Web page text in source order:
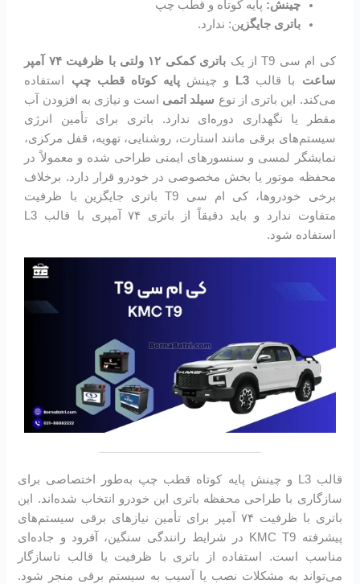
چینش: پایه کوتاه و قطب چپ
باتری‌ جایگزین: ندارد.
کی ام سی T9 از یک
باتری کمکی ۱۲ ولتی با ظرفیت ۷۴ آمپر
ساعت با قالب L3 و چینشپایه کوتاه قطب چپ استفاده
می‌کند. این باتری از نوع سیلد اتمی است و نیازی به افزودن آب
مقطر یا نگهداری دوره‌ای ندارد. باتری برای تأمین انرژی
سیستم‌های برقی مانند استارت، روشنایی، تهویه، قفل مرکزی،
نمایشگر لمسی و سنسورهای ایمنی طراحی شده و معمولاً در
محفظه موتور یا بخش مخصوصی در خودرو قرار دارد. برخلاف
برخی خودروها، کی ام سی T9 باتری جایگزین با ظرفیت
متفاوت ندارد و باید دقیقاً از باتری ۷۴ آمپری با قالب L3
استفاده شود.
قالب L3 و چینش پایه کوتاه قطب چپ به‌طور اختصاصی برای
سازگاری با طراحی محفظه باتری این خودرو انتخاب شده‌اند. این
باتری با ظرفیت ۷۴ آمپر برای تأمین نیازهای برقی سیستم‌های
پیشرفته KMC T9 در شرایط رانندگی سنگین، آفرود و جاده‌ای
مناسب است. استفاده از باتری با ظرفیت یا قالب ناسازگار
می‌تواند به مشکلات نصب یا آسیب به سیستم برقی منجر شود.